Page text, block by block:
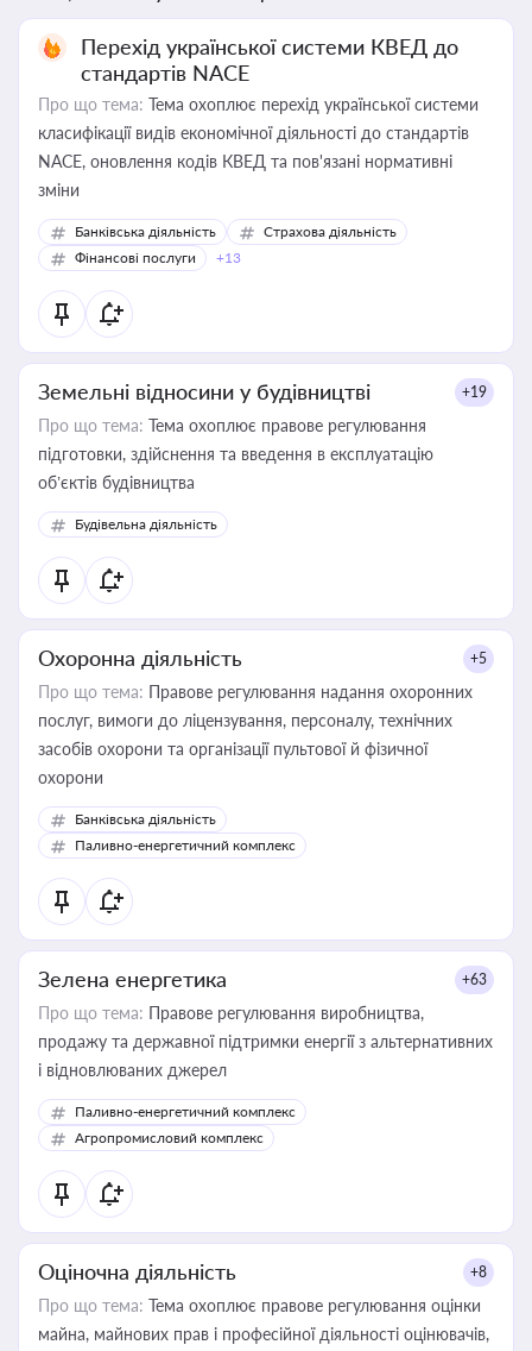
Перехід української системи КВЕД до
стандартів NACE
Про що тема: Тема охоплює перехід української системи
класифікації видів економічної діяльності до стандартів
NACE, оновлення кодів КВЕД та пов'язані нормативні
зміни
Банківська діяльність
Страхова діяльність
Фінансові послуги
+13
Земельні відносини у будівництві +19
Про що тема: Тема охоплює правове регулювання
підготовки, здійснення та введення в експлуатацію
об’єктів будівництва
Будівельна діяльність
Охоронна діяльність +5
Про що тема: Правове регулювання надання охоронних
послуг, вимоги до ліцензування, персоналу, технічних
засобів охорони та організації пультової й фізичної
охорони
Банківська діяльність
Паливно-енергетичний комплекс
Зелена енергетика +63
Про що тема: Правове регулювання виробництва,
продажу та державної підтримки енергії з альтернативних
і відновлюваних джерел
Паливно-енергетичний комплекс
Агропромисловий комплекс
Оціночна діяльність +8
Про що тема: Тема охоплює правове регулювання оцінки
майна, майнових прав і професійної діяльності оцінювачів,